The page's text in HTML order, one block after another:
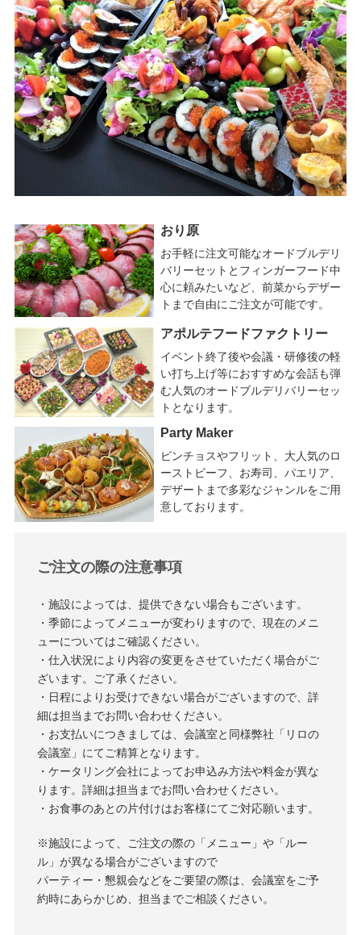
おり原
お手軽に注文可能なオードブルデリ
バリーセットとフィンガーフード中
心に頼みたいなど、前菜からデザー
トまで自由にご注文が可能です。
アポルテフードファクトリー
イベント終了後や会議・研修後の軽
い打ち上げ等におすすめな会話も弾
む人気のオードブルデリバリーセッ
トとなります。
Party Maker
ピンチョスやフリット、大人気のロ
ーストビーフ、お寿司、パエリア、
デザートまで多彩なジャンルをご用
意しております。
ご注文の際の注意事項
・施設によっては、提供できない場合もございます。
・季節によってメニューが変わりますので、現在のメニ
ューについてはご確認ください。
・仕入状況により内容の変更をさせていただく場合がご
ざいます。ご了承ください。
・日程によりお受けできない場合がございますので、詳
細は担当までお問い合わせください。
・お支払いにつきましては、会議室と同様弊社「リロの
会議室」にてご精算となります。
・ケータリング会社によってお申込み方法や料金が異な
ります。詳細は担当までお問い合わせください。
・お食事のあとの片付けはお客様にてご対応願います。
※施設によって、ご注文の際の「メニュー」や「ルー
ル」が異なる場合がございますので
パーティー・懇親会などをご要望の際は、会議室をご予
約時にあらかじめ、担当までご相談ください。